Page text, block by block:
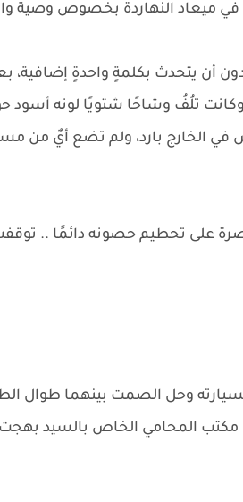
ميعاد النهاردة بخصوص وصية
أن يتحدث بكلمةٍ واحدةٍ إضافية،
تلُفُ وشاحًا شتويًا لونه أسود
في الخارج بارد، ولم تضع أيٌ من
على تحطيم حصونه دائمًا ..
وحل الصمت بينهما طوال
مكتب المحامي الخاص بالسيد